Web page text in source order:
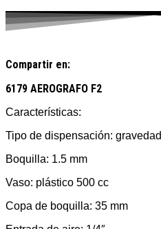
Compartir en:
6179 AEROGRAFO F2
Características:
Tipo de dispensación: gravedad
Boquilla: 1.5 mm
Vaso: plástico 500 cc
Copa de boquilla: 35 mm